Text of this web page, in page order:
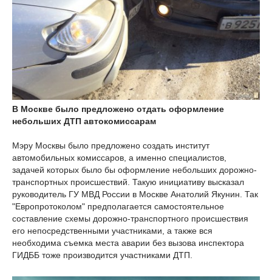
В Москве было предложено отдать оформление
небольших ДТП автокомиссарам
Мэру Москвы было предложено создать институт
автомобильных комиссаров, а именно специалистов,
задачей которых было бы оформление небольших дорожно-
транспортных происшествий. Такую инициативу высказал
руководитель ГУ МВД России в Москве Анатолий Якунин. Так
"Европротоколом" предполагается самостоятельное
составление схемы дорожно-транспортного происшествия
его непосредственными участниками, а также вся
необходима съемка места аварии без вызова инспектора
ГИДББ тоже производится участниками ДТП.